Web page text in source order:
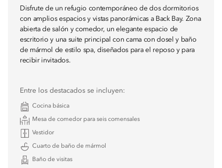
Disfrute de un refugio contemporáneo de dos dormitorios
con amplios espacios y vistas panorámicas a Back Bay. Zona
abierta de salón y comedor, un elegante espacio de
escritorio y una suite principal con cama con dosel y baño
de mármol de estilo spa, diseñados para el reposo y para
recibir invitados.
Entre los destacados se incluyen:
Cocina básica
Mesa de comedor para seis comensales
Vestidor
Cuarto de baño de mármol
Baño de visitas